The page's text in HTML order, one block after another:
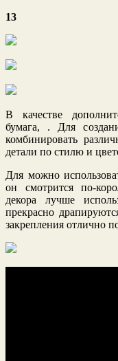
13
В качестве
бумага, . Для
комбинировать
детали по стилю и
Для можно
он смотрится по-
декора лучше
прекрасно
закрепления отлично